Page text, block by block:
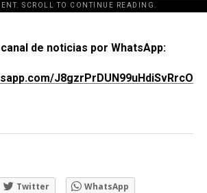
SCROLL TO CONTINUE READING.
id="243463"]
de noticias por WhatsApp:
J8gzrPrDUN99uHdiSvRrcO
Twitter WhatsApp